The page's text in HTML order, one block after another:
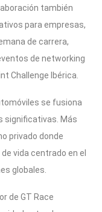
también
para empresas,
de carrera,
de networking
Challenge Ibérica.
se fusiona
significativas. Más
privado donde
vida centrado en el
globales.
de GT Race